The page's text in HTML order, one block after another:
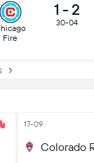
Fire
1 - 2
30-04
17-09